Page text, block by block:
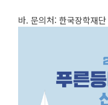
바. 문의처: 한국장학재